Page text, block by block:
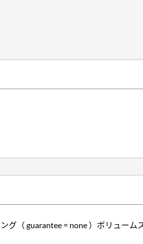
グ（ guarantee = none ）ボリュー